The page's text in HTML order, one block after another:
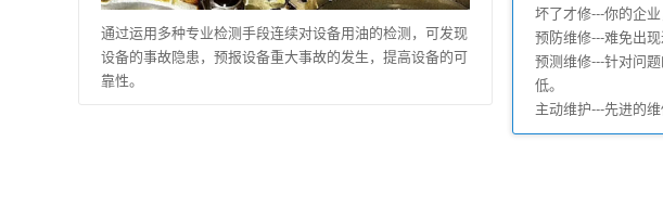
通过运用多种专业检测手段连续对设备用油的检测，可发现
设备的事故隐患，预报设备重大事故的发生，提高设备的可
靠性。
坏了才修---你的企
预防维修---难免出
预测维修---针对问
低。
主动维护---先进的